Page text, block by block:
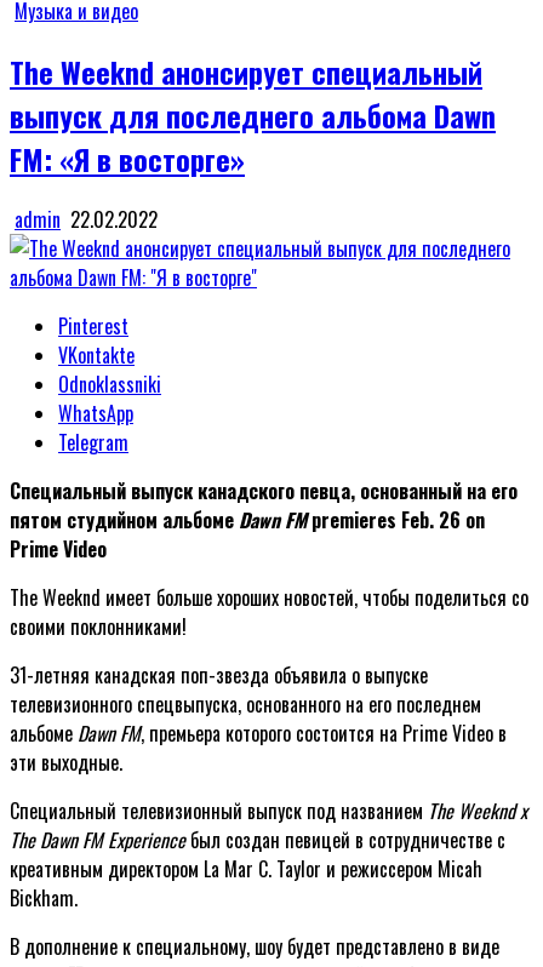
for:
Posted
Музыка и видео
The Weeknd анонсирует специальный
выпуск для последнего альбома Dawn
FM: «Я в восторге»
admin 22.02.2022
Pinterest
VKontakte
Odnoklassniki
WhatsApp
Telegram
Специальный выпуск канадского певца, основанный на его
пятом студийном альбоме Dawn FMpremieres Feb. 26 on
Prime Video
The Weeknd имеет больше хороших новостей, чтобы поделиться со
своими поклонниками!
31-летняя канадская поп-звезда объявила о выпуске
телевизионного спецвыпуска, основанного на его последнем
альбоме Dawn FM, премьера которого состоится на Prime Video в
эти выходные.
Специальный телевизионный выпуск под названием The Weeknd x
The Dawn FM Experienceбыл создан певицей в сотрудничестве с
креативным директором La Mar C. Taylor и режиссером Micah
Bickham.
В дополнение к специальному, шоу будет представлено в виде